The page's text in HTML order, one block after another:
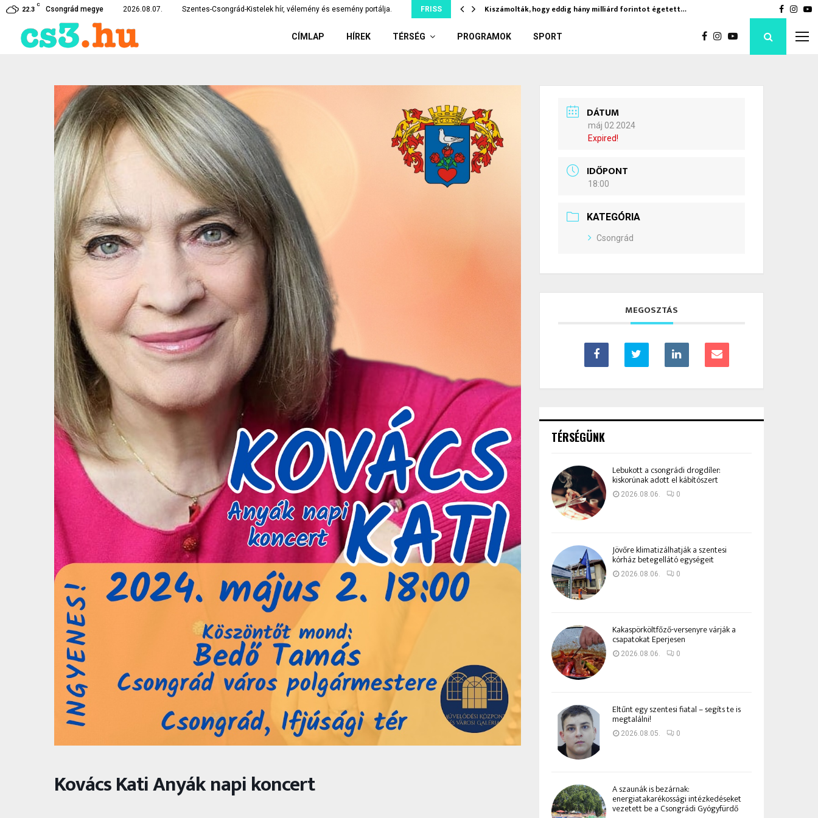
22.3
C
Csongrád megye 2026.08.07. Szentes-Csongrád-Kistelek hír, vélemény és esemény portálja. FRISS
intézkedéseket vezetett… Lebukott a csongrádi drogdíler: kiskorúnak adott el… Kiszámolták, hogy eddig hány milliárd forintot égetett… Jövőre
CÍMLAP HÍREK TÉRSÉG PROGRAMOK SPORT
Kovács Kati Anyák napi koncert
DÁTUM
máj 02 2024
Expired!
IDŐPONT
18:00
KATEGÓRIA
Csongrád
MEGOSZTÁS
TÉRSÉGÜNK
Lebukott a csongrádi drogdíler:
kiskorúnak adott el kábítószert
2026.08.06. 0
Jövőre klimatizálhatják a szentesi
kórház betegellátó egységeit
2026.08.06. 0
Kakaspörköltfőző-versenyre várják a
csapatokat Eperjesen
2026.08.06. 0
Eltűnt egy szentesi fiatal – segíts te is
megtalálni!
2026.08.05. 0
A szaunák is bezárnak:
energiatakarékossági intézkedéseket
vezetett be a Csongrádi Gyógyfürdő